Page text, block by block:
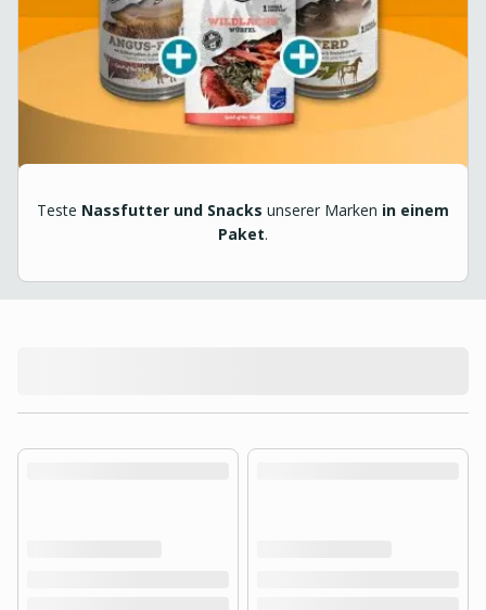
Teste Nassfutter und Snacks unserer Marken in einem
Paket.